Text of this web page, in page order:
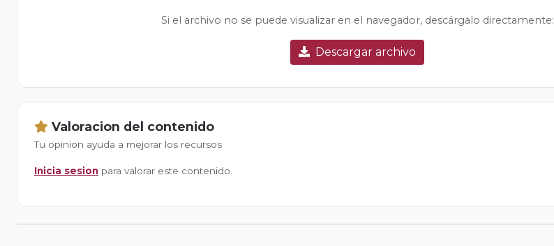
Si el archivo no se puede visualizar en el navegador, descárgalo directamente:
Descargar archivo
Valoracion del contenido
Tu opinion ayuda a mejorar los recursos
Inicia sesion para valorar este contenido.